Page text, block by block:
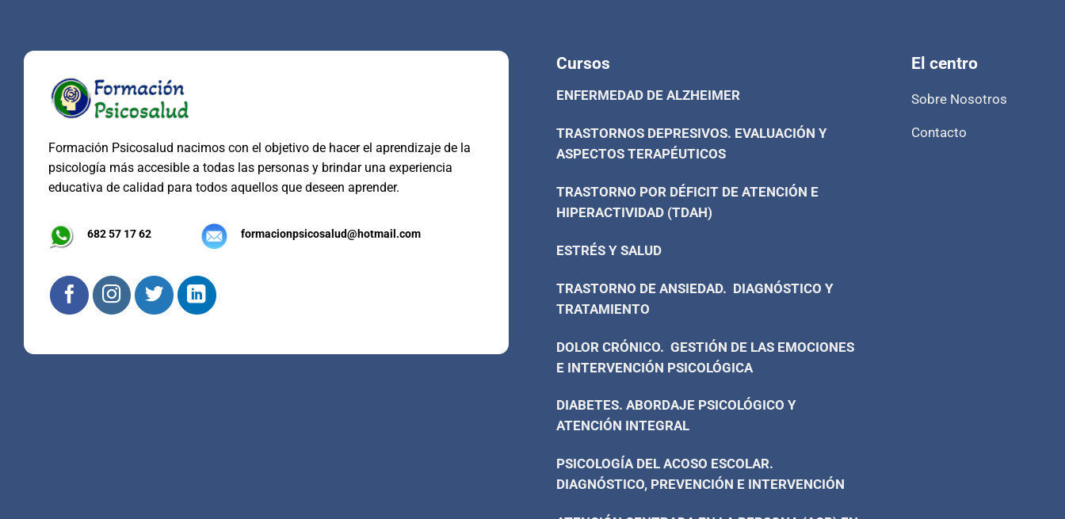
Formación Psicosalud nacimos con el objetivo de hacer el aprendizaje de la
psicología más accesible a todas las personas y brindar una experiencia
educativa de calidad para todos aquellos que deseen aprender.
682 57 17 62 formacionpsicosalud@hotmail.com
Cursos
ENFERMEDAD DE ALZHEIMER
TRASTORNOS DEPRESIVOS. EVALUACIÓN Y
ASPECTOS TERAPÉUTICOS
TRASTORNO POR DÉFICIT DE ATENCIÓN E
HIPERACTIVIDAD (TDAH)
ESTRÉS Y SALUD
TRASTORNO DE ANSIEDAD. DIAGNÓSTICO Y
TRATAMIENTO
DOLOR CRÓNICO. GESTIÓN DE LAS EMOCIONES
E INTERVENCIÓN PSICOLÓGICA
DIABETES. ABORDAJE PSICOLÓGICO Y
ATENCIÓN INTEGRAL
PSICOLOGÍA DEL ACOSO ESCOLAR.
DIAGNÓSTICO, PREVENCIÓN E INTERVENCIÓN
El centro
Sobre Nosotros
Contacto